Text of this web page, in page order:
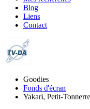
Blog
Liens
Contact
Goodies
Fonds d'écran
Yakari, Petit-